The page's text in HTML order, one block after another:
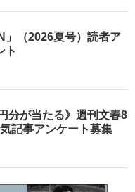
」（2026夏号）読者ア
ト
分が当たる》週刊文春8
記事アンケート募集